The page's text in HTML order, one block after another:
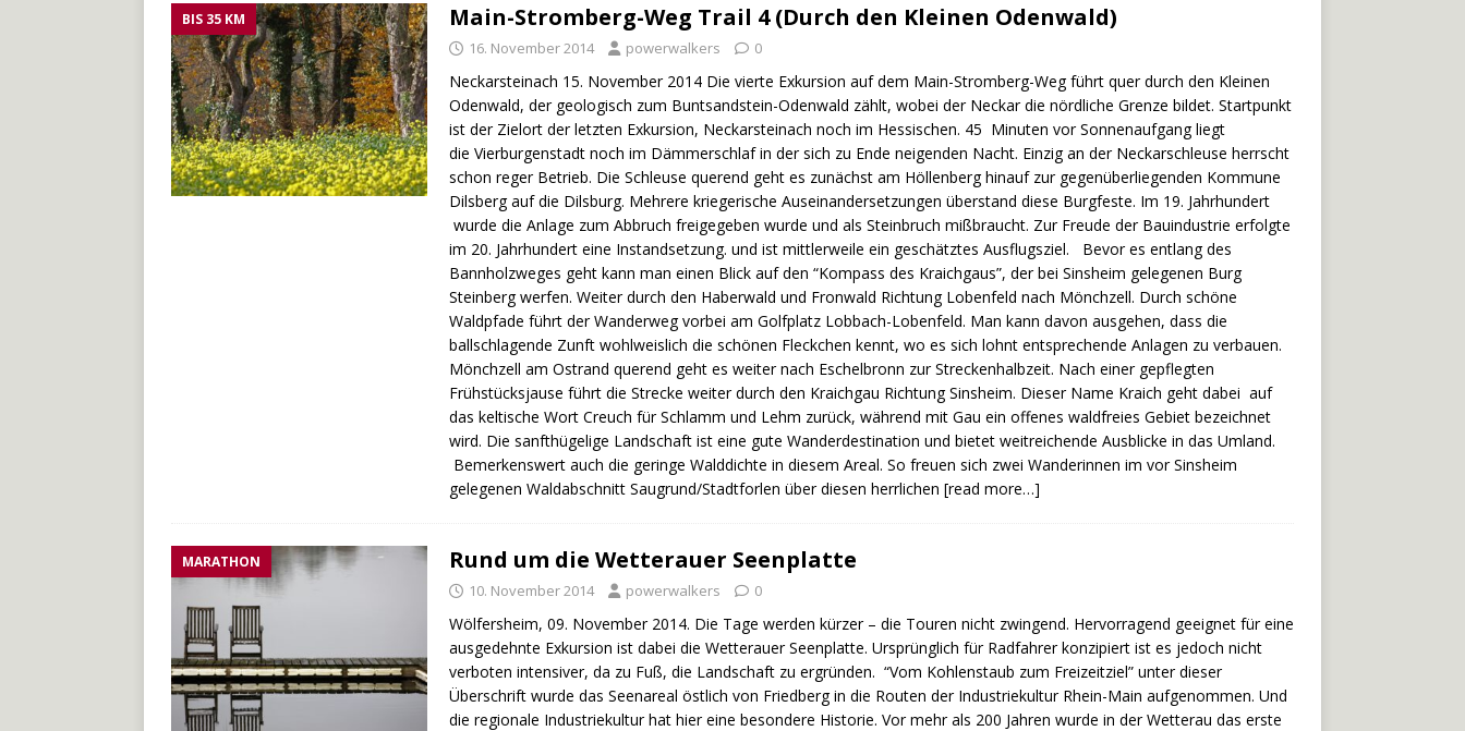
BIS 35 KM Main-Stromberg-Weg Trail 4 (Durch den Kleinen Odenwald)
16. November 2014 powerwalkers 0
Neckarsteinach 15. November 2014 Die vierte Exkursion auf dem Main-Stromberg-Weg führt quer durch den Kleinen
Odenwald, der geologisch zum Buntsandstein-Odenwald zählt, wobei der Neckar die nördliche Grenze bildet. Startpunkt
ist der Zielort der letzten Exkursion, Neckarsteinach noch im Hessischen. 45 Minuten vor Sonnenaufgang liegt
die Vierburgenstadt noch im Dämmerschlaf in der sich zu Ende neigenden Nacht. Einzig an der Neckarschleuse herrscht
schon reger Betrieb. Die Schleuse querend geht es zunächst am Höllenberg hinauf zur gegenüberliegenden Kommune
Dilsberg auf die Dilsburg. Mehrere kriegerische Auseinandersetzungen überstand diese Burgfeste. Im 19. Jahrhundert
wurde die Anlage zum Abbruch freigegeben wurde und als Steinbruch mißbraucht. Zur Freude der Bauindustrie erfolgte
im 20. Jahrhundert eine Instandsetzung. und ist mittlerweile ein geschätztes Ausflugsziel. Bevor es entlang des
Bannholzweges geht kann man einen Blick auf den “Kompass des Kraichgaus”, der bei Sinsheim gelegenen Burg
Steinberg werfen. Weiter durch den Haberwald und Fronwald Richtung Lobenfeld nach Mönchzell. Durch schöne
Waldpfade führt der Wanderweg vorbei am Golfplatz Lobbach-Lobenfeld. Man kann davon ausgehen, dass die
ballschlagende Zunft wohlweislich die schönen Fleckchen kennt, wo es sich lohnt entsprechende Anlagen zu verbauen.
Mönchzell am Ostrand querend geht es weiter nach Eschelbronn zur Streckenhalbzeit. Nach einer gepflegten
Frühstücksjause führt die Strecke weiter durch den Kraichgau Richtung Sinsheim. Dieser Name Kraich geht dabei auf
das keltische Wort Creuch für Schlamm und Lehm zurück, während mit Gau ein offenes waldfreies Gebiet bezeichnet
wird. Die sanfthügelige Landschaft ist eine gute Wanderdestination und bietet weitreichende Ausblicke in das Umland.
Bemerkenswert auch die geringe Walddichte in diesem Areal. So freuen sich zwei Wanderinnen im vor Sinsheim
gelegenen Waldabschnitt Saugrund/Stadtforlen über diesen herrlichen [read more…]
MARATHON Rund um die Wetterauer Seenplatte
10. November 2014 powerwalkers 0
Wölfersheim, 09. November 2014. Die Tage werden kürzer – die Touren nicht zwingend. Hervorragend geeignet für eine
ausgedehnte Exkursion ist dabei die Wetterauer Seenplatte. Ursprünglich für Radfahrer konzipiert ist es jedoch nicht
verboten intensiver, da zu Fuß, die Landschaft zu ergründen. “Vom Kohlenstaub zum Freizeitziel” unter dieser
Überschrift wurde das Seenareal östlich von Friedberg in die Routen der Industriekultur Rhein-Main aufgenommen. Und
die regionale Industriekultur hat hier eine besondere Historie. Vor mehr als 200 Jahren wurde in der Wetterau das erste